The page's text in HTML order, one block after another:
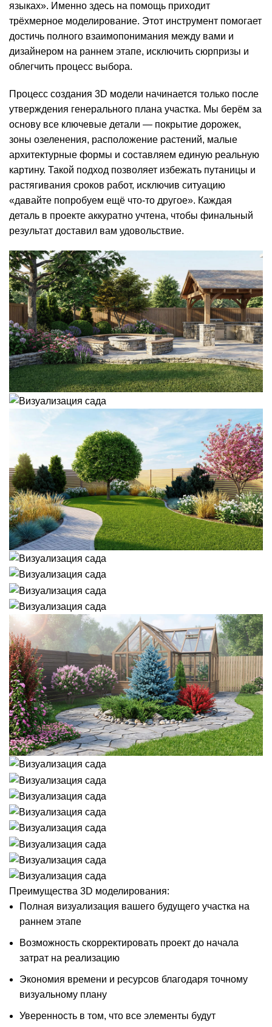
языках». Именно здесь на помощь приходит
трёхмерное моделирование. Этот инструмент помогает
достичь полного взаимопонимания между вами и
дизайнером на раннем этапе, исключить сюрпризы и
облегчить процесс выбора.
Процесс создания 3D модели начинается только после
утверждения генерального плана участка. Мы берём за
основу все ключевые детали — покрытие дорожек,
зоны озеленения, расположение растений, малые
архитектурные формы и составляем единую реальную
картину. Такой подход позволяет избежать путаницы и
растягивания сроков работ, исключив ситуацию
«давайте попробуем ещё что-то другое». Каждая
деталь в проекте аккуратно учтена, чтобы финальный
результат доставил вам удовольствие.
Преимущества 3D моделирования:
Полная визуализация вашего будущего участка на
раннем этапе
Возможность скорректировать проект до начала
затрат на реализацию
Экономия времени и ресурсов благодаря точному
визуальному плану
Уверенность в том, что все элементы будут